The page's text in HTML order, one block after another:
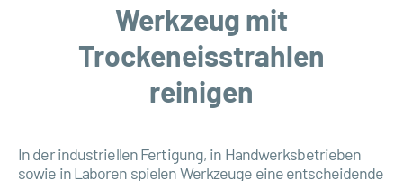
Werkzeug mit
Trockeneisstrahlen
reinigen
In der industriellen Fertigung, in Handwerksbetrieben
sowie in Laboren spielen Werkzeuge eine entscheidende